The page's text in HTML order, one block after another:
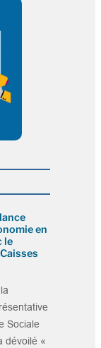
en
le
Sociale
dévoilé «